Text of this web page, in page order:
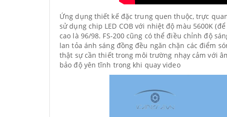
Ứng dụng thiết kế đặc trung quen thuộc, trực
sử dụng chip LED COB với nhiệt độ màu 5600K
cao là 96/98. FS-200 cũng có thể điều chỉnh độ
lan tỏa ánh sáng đồng đều ngăn chặn các điểm
thật sự cần thiết trong môi trường nhạy cảm với
bảo độ yên tĩnh trong khi quay video